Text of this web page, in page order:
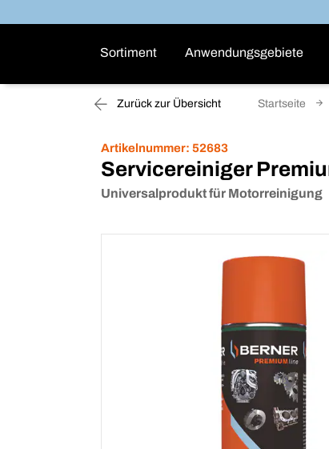
Sortiment Anwendungsgebiete
Zurück zur Übersicht Startseite
Artikelnummer: 52683
Servicereiniger
Universalprodukt für Motorreinigung